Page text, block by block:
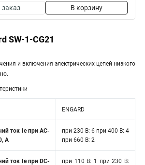
В корзину
SW-1-CG21
и включения электрических цепей низкого
ENGARD
ток Ie при AC-
A
при 230 В: 6 при 400 В: 4
при 660 В: 2
ток Ie при DC-
при 110 В: 1 при 230 В: